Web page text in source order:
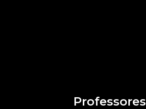
Professores